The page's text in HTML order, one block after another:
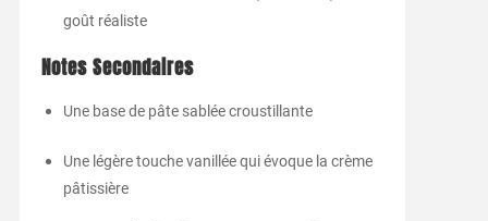
goût réaliste
Notes Secondaires
Une base de pâte sablée croustillante
Une légère touche vanillée qui évoque la crème
pâtissière